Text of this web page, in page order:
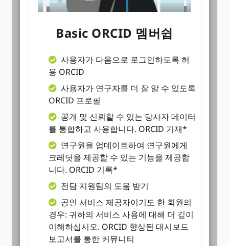
Basic ORCID 멤버쉽
사용자가 다음으로 로그인하도록 허
용 ORCID
사용자가 연구자를 더 잘 알 수 있도록
ORCID 프로필
공개 및 신뢰할 수 있는 당사자 데이터
를 통합하고 사용합니다. ORCID 기재*
연구원을 업데이트하여 연구원에게
크레딧을 제공할 수 있는 기능을 제공합
니다. ORCID 기록*
전담 지원팀의 도움 받기
공인 서비스 제공자이기도 한 회원의
경우: 귀하의 서비스 사용에 대해 더 깊이
이해하십시오. ORCID 향상된 대시보드
보고서를 통한 커뮤니티